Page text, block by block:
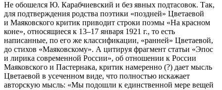
Не обошелся Ю. Карабчиевский и без явных подтасовок. Так,
для подтверждения родства поэтики «поздней» Цветаевой
и Маяковского критик приводит строки поэмы «На красном
коне», относящиеся к 13–17 января 1921 г., то есть
написанные, по его же классификации, «ранней» Цветаевой,
до стихов «Маяковскому». А цитируя фрагмент статьи «Эпос
и лирика современной России», об отношении к России
Маяковского и Пастернака, критик намеренно (?) дает мысль
Цветаевой в усеченном виде, что полностью искажает
авторскую мысль: «Мы подошли к единственной мере вещей